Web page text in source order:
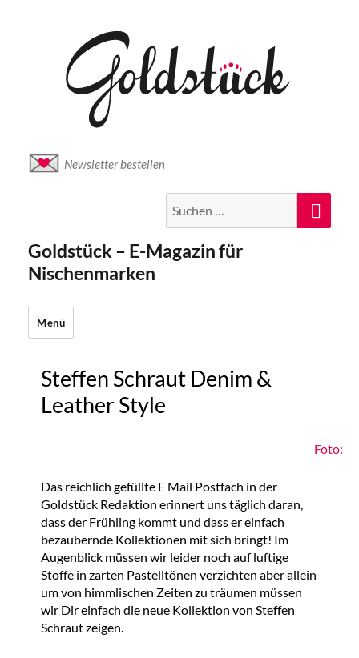
Newsletter bestellen
nach:
Goldstück – E-Magazin für
Nischenmarken
Menü
Steffen Schraut Denim &
Leather Style
Foto:
Das reichlich gefüllte E Mail Postfach in der
Goldstück Redaktion erinnert uns täglich daran,
dass der Frühling kommt und dass er einfach
bezaubernde Kollektionen mit sich bringt! Im
Augenblick müssen wir leider noch auf luftige
Stoffe in zarten Pastelltönen verzichten aber allein
um von himmlischen Zeiten zu träumen müssen
wir Dir einfach die neue Kollektion von Steffen
Schraut zeigen.